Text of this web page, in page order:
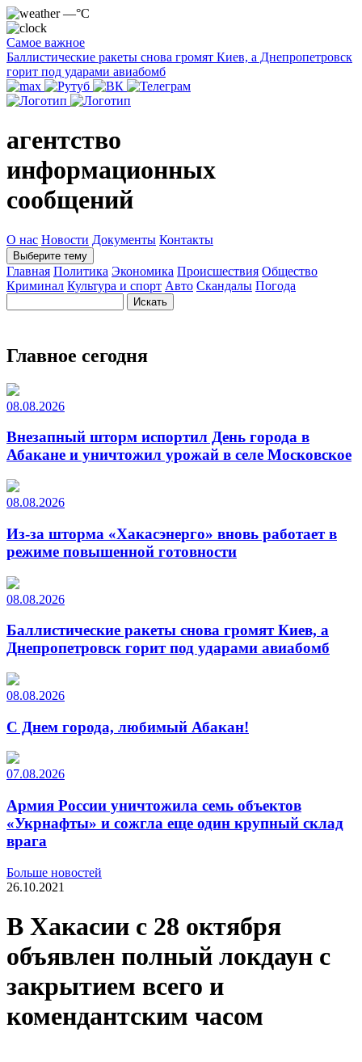
—°C
Самое важное
Баллистические ракеты снова громят Киев, а Днепропетровск
горит под ударами авиабомб
агентство
информационных
сообщений
О нас Новости Документы Контакты
Выберите тему
Главная Политика Экономика Происшествия Общество
Криминал Культура и спорт Авто Скандалы Погода
Главное сегодня
08.08.2026
Внезапный шторм испортил День города в
Абакане и уничтожил урожай в селе Московское
08.08.2026
Из-за шторма «Хакасэнерго» вновь работает в
режиме повышенной готовности
08.08.2026
Баллистические ракеты снова громят Киев, а
Днепропетровск горит под ударами авиабомб
08.08.2026
С Днем города, любимый Абакан!
07.08.2026
Армия России уничтожила семь объектов
«Укрнафты» и сожгла еще один крупный склад
врага
Больше новостей
26.10.2021
В Хакасии с 28 октября
объявлен полный локдаун с
закрытием всего и
комендантским часом